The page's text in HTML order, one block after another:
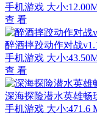
手机游戏 大小
查 看
醉酒摔跤动作对战
手机游戏 大小
查 看
深海探险潜水英雄畅
手机游戏 大小:471.6